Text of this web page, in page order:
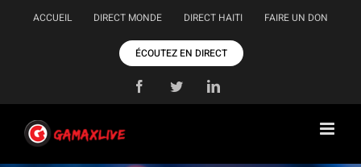
PasserACCUEIL DIRECT MONDE DIRECT HAITI FAIRE UN DON
ÉCOUTEZ EN DIRECT
FacebookTwitterLinkedIn